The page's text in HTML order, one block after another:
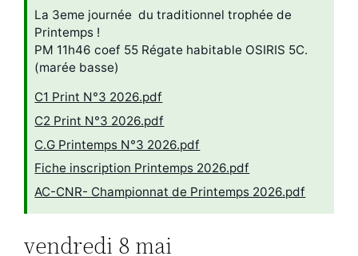
La 3eme journée du traditionnel trophée de
Printemps !
PM 11h46 coef 55 Régate habitable OSIRIS 5C.
(marée basse)
C1 Print N°3 2026.pdf
C2 Print N°3 2026.pdf
C.G Printemps N°3 2026.pdf
Fiche inscription Printemps 2026.pdf
AC-CNR- Championnat de Printemps 2026.pdf
vendredi 8 mai